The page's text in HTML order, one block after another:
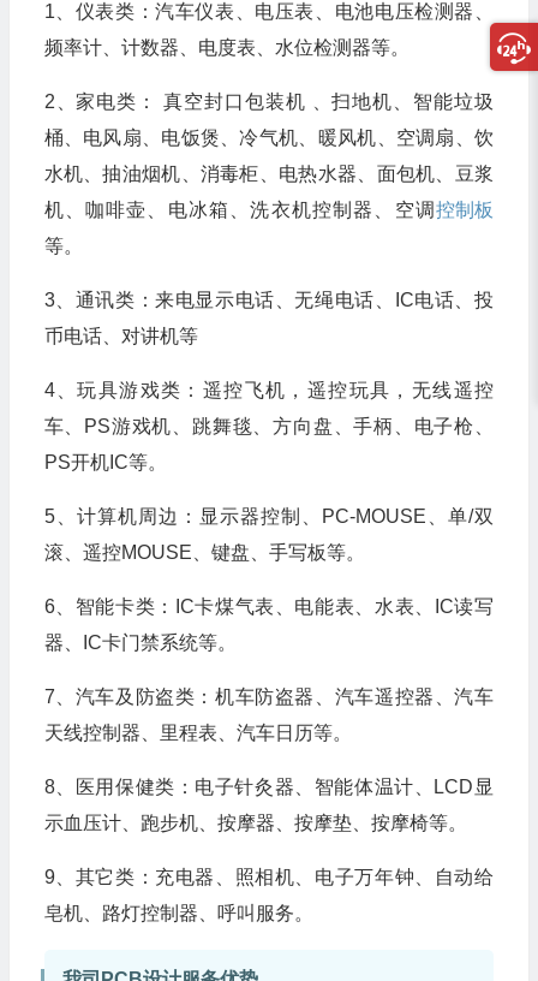
1、仪表类：汽车仪表、电压表、电池电压检测器、
频率计、计数器、电度表、水位检测器等。
2、家电类： 真空封口包装机 、扫地机、智能垃圾
桶、电风扇、电饭煲、冷气机、暖风机、空调扇、饮
水机、抽油烟机、消毒柜、电热水器、面包机、豆浆
机、咖啡壶、电冰箱、洗衣机控制器、空调控制板
等。
3、通讯类：来电显示电话、无绳电话、IC电话、投
币电话、对讲机等
4、玩具游戏类：遥控飞机，遥控玩具，无线遥控
车、PS游戏机、跳舞毯、方向盘、手柄、电子枪、
PS开机IC等。
5、计算机周边：显示器控制、PC-MOUSE、单/双
滚、遥控MOUSE、键盘、手写板等。
6、智能卡类：IC卡煤气表、电能表、水表、IC读写
器、IC卡门禁系统等。
7、汽车及防盗类：机车防盗器、汽车遥控器、汽车
天线控制器、里程表、汽车日历等。
8、医用保健类：电子针灸器、智能体温计、LCD显
示血压计、跑步机、按摩器、按摩垫、按摩椅等。
9、其它类：充电器、照相机、电子万年钟、自动给
皂机、路灯控制器、呼叫服务。